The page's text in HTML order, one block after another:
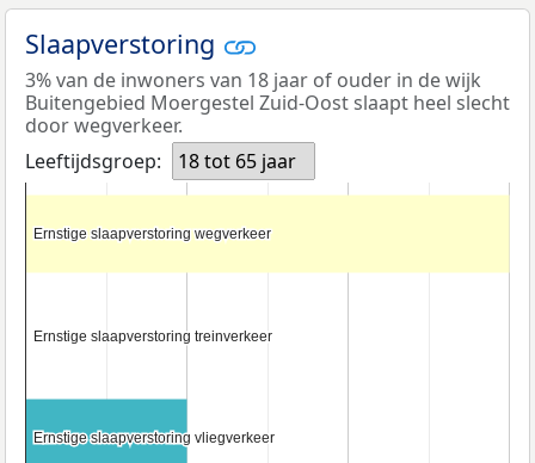
Slaapverstoring
3% van de inwoners van 18 jaar of ouder in de wijk
Buitengebied Moergestel Zuid-Oost slaapt heel slecht
door wegverkeer.
Leeftijdsgroep:
18 tot 65 jaar
Ernstige slaapverstoring wegverkeer
Ernstige slaapverstoring wegverkeer
Ernstige slaapverstoring treinverkeer
Ernstige slaapverstoring treinverkeer
Ernstige slaapverstoring vliegverkeer
Ernstige slaapverstoring vliegverkeer